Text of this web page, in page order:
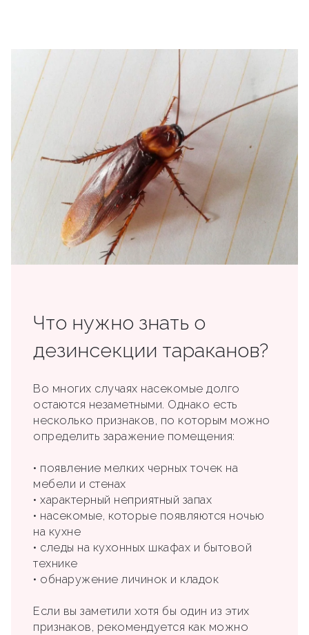
Что нужно знать о
дезинсекции тараканов?
Во многих случаях насекомые долго
остаются незаметными. Однако есть
несколько признаков, по которым можно
определить заражение помещения:
• появление мелких черных точек на
мебели и стенах
• характерный неприятный запах
• насекомые, которые появляются ночью
на кухне
• следы на кухонных шкафах и бытовой
технике
• обнаружение личинок и кладок
Если вы заметили хотя бы один из этих
признаков, рекомендуется как можно